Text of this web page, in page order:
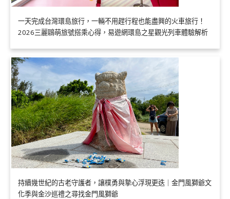
一天完成台灣環島旅行，一輛不用趕行程也能盡興的火車旅行！
2026三麗鷗萌旅號搭乘心得，易遊網環島之星觀光列車體驗解析
持續幾世紀的古老守護者，讓樸勇與摯心浮現更迭｜金門風獅爺文
化季與金沙巡禮之尋找金門風獅爺